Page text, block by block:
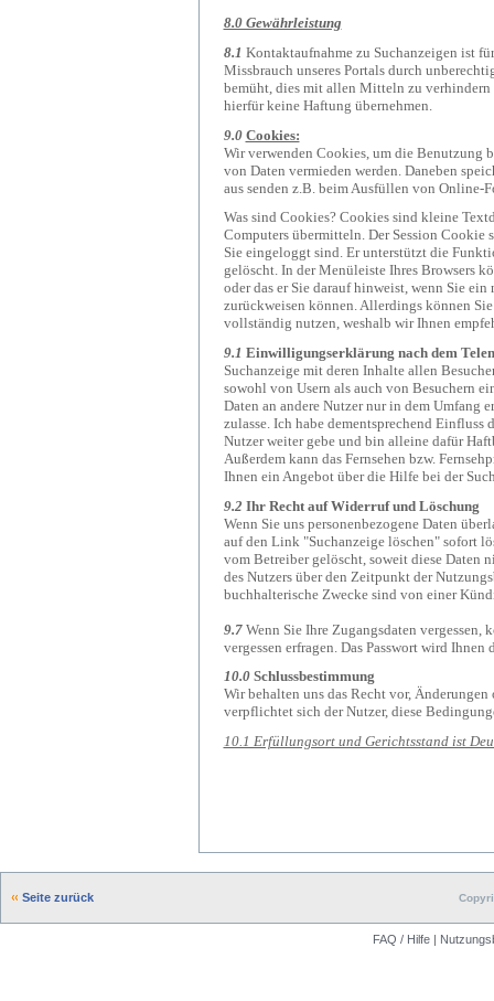
8.0 Gewährleistung
8.1 Kontaktaufnahme zu Suchanzeigen ist
Missbrauch unseres Portals durch
bemüht, dies mit allen Mitteln zu
hierfür keine Haftung übernehmen.
9.0 Cookies:
Wir verwenden Cookies, um die Benutzung
von Daten vermieden werden. Daneben
aus senden z.B. beim Ausfüllen von Online-
Was sind Cookies? Cookies sind kleine
Computers übermitteln. Der Session Cookie
Sie eingeloggt sind. Er unterstützt die
gelöscht. In der Menüleiste Ihres Browsers
oder das er Sie darauf hinweist, wenn Sie
zurückweisen können. Allerdings können
vollständig nutzen, weshalb wir Ihnen
9.1 Einwilligungserklärung nach dem
Suchanzeige mit deren Inhalte allen
sowohl von Usern als auch von Besuchern
Daten an andere Nutzer nur in dem Umfang
zulasse. Ich habe dementsprechend
Nutzer weiter gebe und bin alleine dafür
Außerdem kann das Fernsehen bzw.
Ihnen ein Angebot über die Hilfe bei der
9.2 Ihr Recht auf Widerruf und Löschung
Wenn Sie uns personenbezogene Daten
auf den Link "Suchanzeige löschen" sofort
vom Betreiber gelöscht, soweit diese Daten
des Nutzers über den Zeitpunkt der
buchhalterische Zwecke sind von einer
9.7Wenn Sie Ihre Zugangsdaten vergessen,
vergessen erfragen. Das Passwort wird
10.0Schlussbestimmung
Wir behalten uns das Recht vor,
verpflichtet sich der Nutzer, diese
10.1 Erfüllungsort und Gerichtsstand ist
Seite zurück
FAQ / Hilfe|